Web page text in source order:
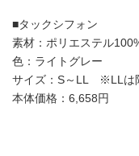
■タックシフォン
素材：ポリエステル
色：ライトグレー
サイズ：S～LL ※LLは
本体価格：6,658円